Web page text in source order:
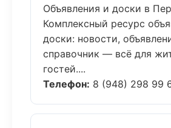
Объявления и доски в
Комплексный ресурс
доски: новости,
справочник — всё для
гостей....
Телефон: 8 (948) 298 99